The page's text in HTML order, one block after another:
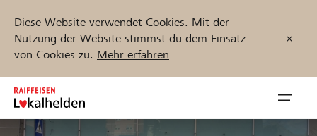
Diese Website verwendet Cookies. Mit der
Nutzung der Website stimmst du dem Einsatz
von Cookies zu. Mehr erfahren
Zum
Inhalt
springen
öffnen